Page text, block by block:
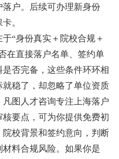
户。后续可办理新身份
。
身份真实＋院校合规＋
在直接落户名单、签约单
否完备，这些条件环环相
稳了，却忽略了单位资质
图人才咨询专注上海落户
要点，可为你提供免费初
校背景和签约意向，判断
料合规风险。如果你是